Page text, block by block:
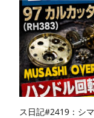
ス日記#2419：シ